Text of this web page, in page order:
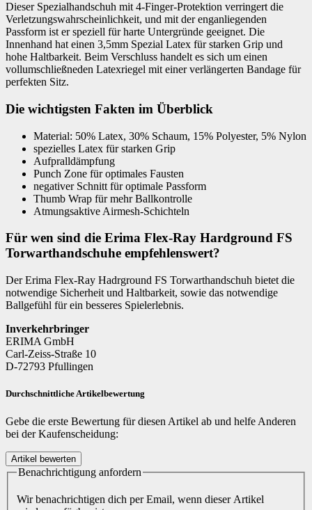
Dieser Spezialhandschuh mit 4-Finger-Protektion verringert die
Verletzungswahrscheinlichkeit, und mit der enganliegenden
Passform ist er speziell für harte Untergründe geeignet. Die
Innenhand hat einen 3,5mm Spezial Latex für starken Grip und
hohe Haltbarkeit. Beim Verschluss handelt es sich um einen
vollumschließneden Latexriegel mit einer verlängerten Bandage für
perfekten Sitz.
Die wichtigsten Fakten im Überblick
Material: 50% Latex, 30% Schaum, 15% Polyester, 5% Nylon
spezielles Latex für starken Grip
Aufpralldämpfung
Punch Zone für optimales Fausten
negativer Schnitt für optimale Passform
Thumb Wrap für mehr Ballkontrolle
Atmungsaktive Airmesh-Schichteln
Für wen sind die Erima Flex-Ray Hardground FS
Torwarthandschuhe empfehlenswert?
Der Erima Flex-Ray Hadrground FS Torwarthandschuh bietet die
notwendige Sicherheit und Haltbarkeit, sowie das notwendige
Ballgefühl für ein besseres Spielerlebnis.
Inverkehrbringer
ERIMA GmbH
Carl-Zeiss-Straße 10
D-72793 Pfullingen
Durchschnittliche Artikelbewertung
Gebe die erste Bewertung für diesen Artikel ab und helfe Anderen
bei der Kaufenscheidung:
Benachrichtigung anfordern
Wir benachrichtigen dich per Email, wenn dieser Artikel